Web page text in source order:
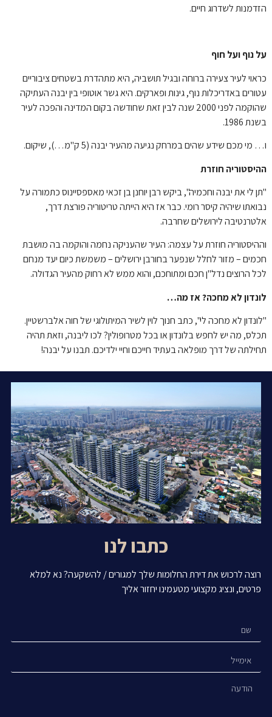
הזדמנות לשדרוג חיים.
על נוף ועל חוף
כראוי לעיר צעירה ברוחה ובגיל תושביה, היא מתהדרת בשטחים ציבוריים
עטורים באדריכלות נוף, גינות ופארקים. היא גשר אוטופי בין יבנה העתיקה
שהוקמה לפני 2000 שנה לבין זאת שחודשה בקום המדינה והפכה לעיר
בשנת 1986.
ו… מי מכם שידע שהים במרחק נגיעה מהעיר יבנה (5 ק"מ…), שיקום.
ההיסטוריה חוזרת
"תן לי את יבנה וחכמיה", ביקש רבן יוחנן בן זכאי מאספסיינוס כתמורה על
נבואתו שיהיה קיסר רומי. כבר אז היא הייתה טריטוריה פורצת דרך,
אלטרנטיבה לירושלים שחרבה.
וההיסטוריה חוזרת על עצמה: העיר שהעניקה נחמה והוקמה בה מושבת
חכמים – מזור לחלל שנפער בחורבן ירושלים – משמשת כיום יעד מנחם
לכל הרוצים נדל"ן חכם ומתוחכם, והוא ממש לא רחוק מהעיר הגדולה.
לונדון לא מחכה? אז מה…
"לונדון לא מחכה לי", כתב חנוך לוין לשיר המיתולוגי של חוה אלברשטיין.
תכלס, מה יש לחפש בלונדון או בכל מטרופולין? לכו ליבנה, וזאת תהיה
תחילתה של דרך מופלאה בעתיד חייכם וחיי ילדיכם. תבנו על יבנה!
כתבו לנו
רוצה לרכוש את דירת החלומות שלך למגורים / להשקעה? נא למלא
פרטים, ונציג מקצועי מטעמינו יחזור אליך